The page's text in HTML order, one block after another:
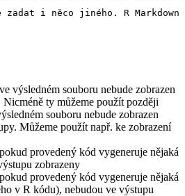
zadat i něco jiného. R
výsledném souboru nebude zobrazen
ty můžeme použít později
souboru nebude zobrazen
Můžeme použít např. ke zobrazení
provedený kód vygeneruje nějaká
zobrazeny
provedený kód vygeneruje nějaká
v R kódu), nebudou ve výstupu